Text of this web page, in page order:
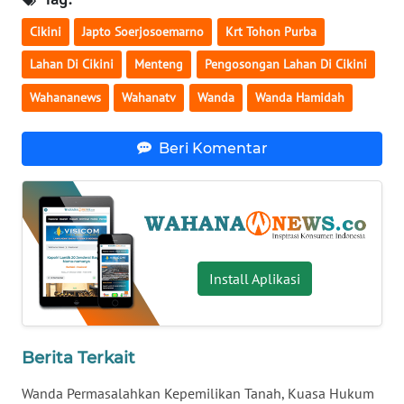
Cikini Japto Soerjosoemarno Krt Tohon Purba
Lahan Di Cikini Menteng Pengosongan Lahan Di Cikini
Wahananews Wahanatv Wanda Wanda Hamidah
Beri Komentar
Install Aplikasi
Berita Terkait
Wanda Permasalahkan Kepemilikan Tanah, Kuasa Hukum
WN
SERAMBI
WN
JAMBI
WN
SULTRA
WN
NTB
WN
SULTENG
WN